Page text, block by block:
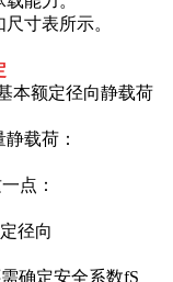
寸表所示。
额定径向静载荷
载荷：
点：
径向
确定安全系数fS